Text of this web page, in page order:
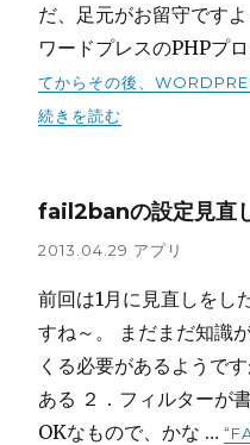
だ、足元がお留守です
ワードプレスのPHPプ
てからその後、
続きを読む
fail2banの設定見直
2013.04.29 アプリ
前回は1月に見直しをし
すね～。 まだまだ知識
くる必要があるようで
ある ２．フィルターが
OKなもので、かな …